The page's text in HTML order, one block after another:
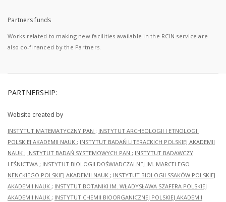
Partners funds
Works related to making new facilities available in the RCIN service are
also co-financed by the Partners.
PARTNERSHIP:
Website created by
INSTYTUT MATEMATYCZNY PAN ; INSTYTUT ARCHEOLOGII I ETNOLOGII
POLSKIEJ AKADEMII NAUK ; INSTYTUT BADAŃ LITERACKICH POLSKIEJ AKADEMII
NAUK ; INSTYTUT BADAŃ SYSTEMOWYCH PAN ; INSTYTUT BADAWCZY
LEŚNICTWA ; INSTYTUT BIOLOGII DOŚWIADCZALNEJ IM. MARCELEGO
NENCKIEGO POLSKIEJ AKADEMII NAUK ; INSTYTUT BIOLOGII SSAKÓW POLSKIEJ
AKADEMII NAUK ; INSTYTUT BOTANIKI IM. WŁADYSŁAWA SZAFERA POLSKIEJ
AKADEMII NAUK ; INSTYTUT CHEMII BIOORGANICZNEJ POLSKIEJ AKADEMII